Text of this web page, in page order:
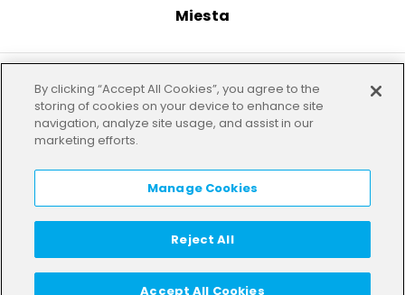
Miesta
Podmienky SúkromieNaše pobočky
LANGUAGE:
By clicking “Accept All Cookies”, you agree to the
storing of cookies on your device to enhance site
navigation, analyze site usage, and assist in our
marketing efforts.
Manage Cookies
Reject All
Accept All Cookies